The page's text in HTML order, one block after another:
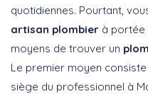
quotidiennes. Pourtant,
artisan plombier à portée
moyens de trouver un
Le premier moyen
siège du professionnel à